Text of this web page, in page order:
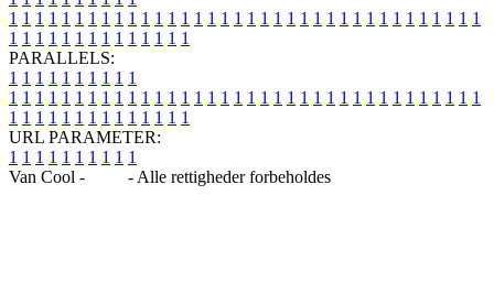
1 1 1 1 1 1 1 1 1 1 1 1 1 1 1 1 1 1 1 1 1 1 1 1 1 1 1 1 1 1 1 1 1 1 1 1
1 1 1 1 1 1 1 1 1 1 1 1 1 1
PARALLELS:
1 1 1 1 1 1 1 1 1 1
1 1 1 1 1 1 1 1 1 1 1 1 1 1 1 1 1 1 1 1 1 1 1 1 1 1 1 1 1 1 1 1 1 1 1 1
1 1 1 1 1 1 1 1 1 1 1 1 1 1
URL PARAMETER:
1 1 1 1 1 1 1 1 1 1
Van Cool -
- Alle rettigheder forbeholdes